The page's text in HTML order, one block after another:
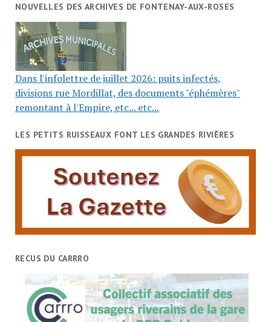
NOUVELLES DES ARCHIVES DE FONTENAY-AUX-ROSES
Dans l'infolettre de juillet 2026: puits infectés,
divisions rue Mordillat, des documents "éphémères"
remontant à l'Empire, etc... etc...
LES PETITS RUISSEAUX FONT LES GRANDES RIVIÈRES
RECUS DU CARRRO